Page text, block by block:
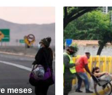
meses